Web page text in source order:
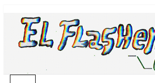
contenido
¯\_(ツ)_/
¯